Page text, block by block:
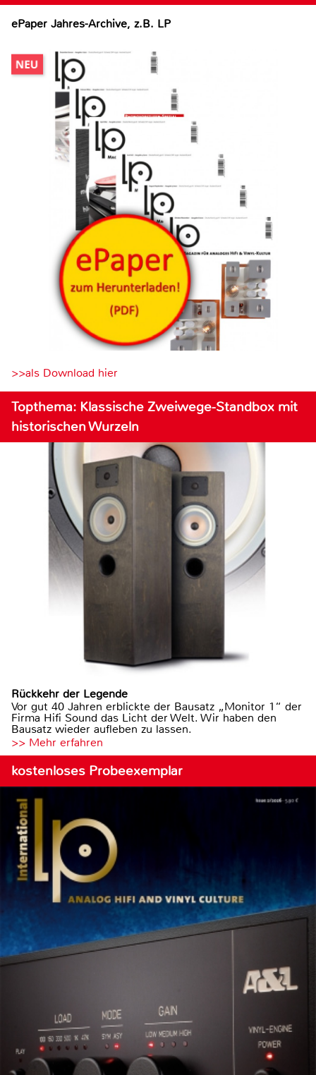
ePaper Jahres-Archive, z.B. LP
>>als Download hier
Topthema: Klassische Zweiwege-Standbox mit
historischen Wurzeln
Rückkehr der Legende
Vor gut 40 Jahren erblickte der Bausatz „Monitor 1“ der
Firma Hifi Sound das Licht der Welt. Wir haben den
Bausatz wieder aufleben zu lassen.
>> Mehr erfahren
kostenloses Probeexemplar